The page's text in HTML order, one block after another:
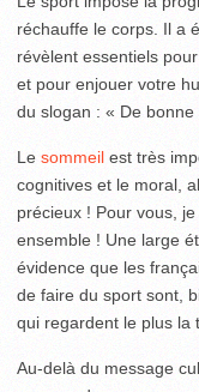
réchauffe le corps. Il a
révèlent essentiels
et pour enjouer votre
du slogan : « De bonne
Le sommeil est très
cognitives et le moral,
précieux ! Pour vous,
ensemble ! Une large
évidence que les
de faire du sport sont,
qui regardent le plus la
Au-delà du message